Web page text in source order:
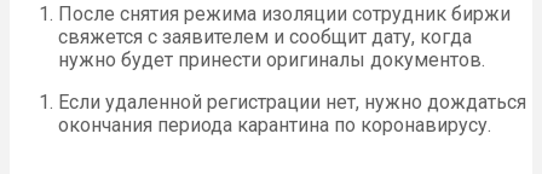
После снятия режима изоляции сотрудник биржи
свяжется с заявителем и сообщит дату, когда
нужно будет принести оригиналы документов.
Если удаленной регистрации нет, нужно дождаться
окончания периода карантина по коронавирусу.